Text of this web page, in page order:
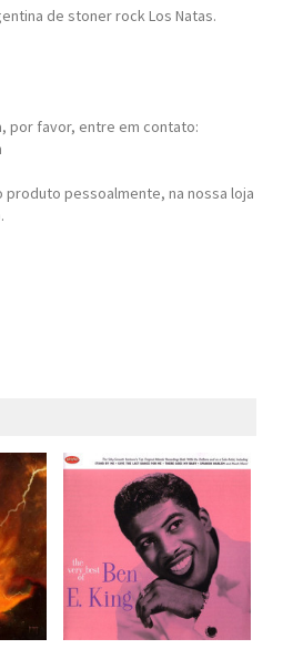
de stoner rock Los Natas.
por favor, entre em contato:
pessoalmente, na nossa loja